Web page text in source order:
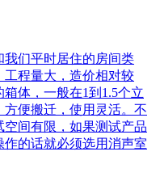
们平时居住的房间类
程量大，造价相对较
体，一般在1到1.5个立
便搬迁，使用灵活。不
间有限，如果测试产品
的话就必须选用消声室